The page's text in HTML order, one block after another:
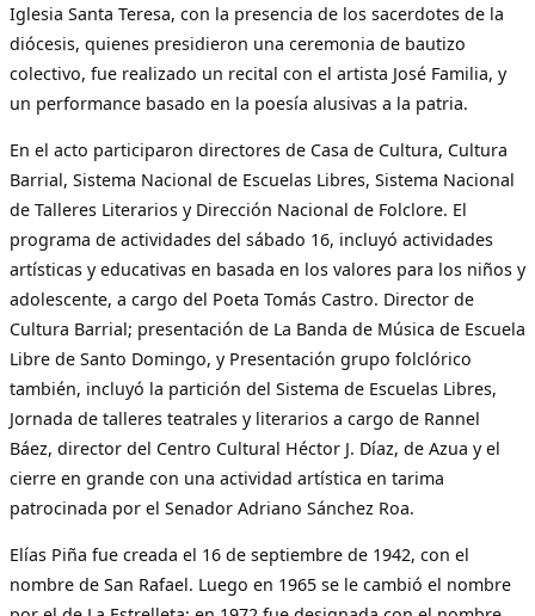
Iglesia Santa Teresa, con la presencia de los sacerdotes de la
diócesis, quienes presidieron una ceremonia de bautizo
colectivo, fue realizado un recital con el artista José Familia, y
un performance basado en la poesía alusivas a la patria.
En el acto participaron directores de Casa de Cultura, Cultura
Barrial, Sistema Nacional de Escuelas Libres, Sistema Nacional
de Talleres Literarios y Dirección Nacional de Folclore. El
programa de actividades del sábado 16, incluyó actividades
artísticas y educativas en basada en los valores para los niños y
adolescente, a cargo del Poeta Tomás Castro. Director de
Cultura Barrial; presentación de La Banda de Música de Escuela
Libre de Santo Domingo, y Presentación grupo folclórico
también, incluyó la partición del Sistema de Escuelas Libres,
Jornada de talleres teatrales y literarios a cargo de Rannel
Báez, director del Centro Cultural Héctor J. Díaz, de Azua y el
cierre en grande con una actividad artística en tarima
patrocinada por el Senador Adriano Sánchez Roa.
Elías Piña fue creada el 16 de septiembre de 1942, con el
nombre de San Rafael. Luego en 1965 se le cambió el nombre